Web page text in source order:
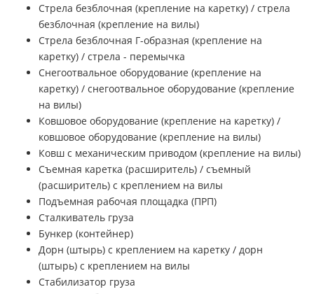
Стрела безблочная (крепление на каретку) / стрела
безблочная (крепление на вилы)
Стрела безблочная Г-образная (крепление на
каретку) / стрела - перемычка
Снегоотвальное оборудование (крепление на
каретку) / снегоотвальное оборудование (крепление
на вилы)
Ковшовое оборудование (крепление на каретку) /
ковшовое оборудование (крепление на вилы)
Ковш с механическим приводом (крепление на вилы)
Съемная каретка (расширитель) / съемный
(расширитель) с креплением на вилы
Подъемная рабочая площадка (ПРП)
Сталкиватель груза
Бункер (контейнер)
Дорн (штырь) с креплением на каретку / дорн
(штырь) с креплением на вилы
Стабилизатор груза